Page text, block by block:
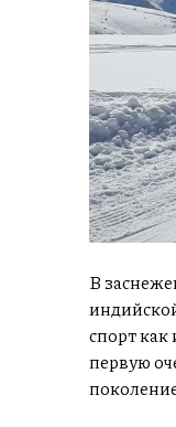
В
спорт
первую